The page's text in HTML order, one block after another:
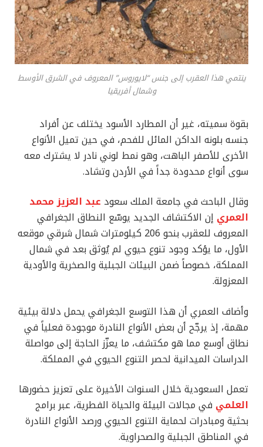
ينتمي هذا العقرب إلى جنس “لايوروس” المعروف في الشرق الأوسط
وشمال أفريقيا
بقوة سميته، غير أن المطارد الأسود يختلف عن أفراد
جنسه بلونه الداكن المائل للفحم، في حين تميل الأنواع
الأخرى للأصفر الباهت، وهو نمط لوني نادر لا يشترك معه
سوى أنواع محدودة جداً في الأردن وتشاد.
وقال الباحث في جامعة الملك سعود عبد العزيز محمد
العمري إن الاكتشاف الجديد يوسّع النطاق الجغرافي
المعروف للعقرب بنحو 206 كيلومترات شمال شرقي موقعه
الأول، ما يؤكد وجود تنوع حيوي لم يُوثق بعد في شمال
المملكة، خصوصاً ضمن البيئات الجبلية والصخرية والأودية
المعزولة.
وأضاف العمري أن هذا التوسع الجغرافي يحمل دلالة بيئية
مهمة، إذ يرجّح أن بعض الأنواع النادرة موجودة فعلياً في
نطاق أوسع مما هو مكتشف، ما يعزّز الحاجة إلى مواصلة
الدراسات الميدانية لحصر التنوع الحيوي في المملكة.
تعمل السعودية خلال السنوات الأخيرة على تعزيز حضورها
العلمي في مجالات البيئة والحياة الفطرية، عبر برامج
بحثية ومبادرات لحماية التنوع الحيوي ورصد الأنواع النادرة
في المناطق الجبلية والصحراوية.